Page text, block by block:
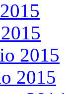
2015
2015